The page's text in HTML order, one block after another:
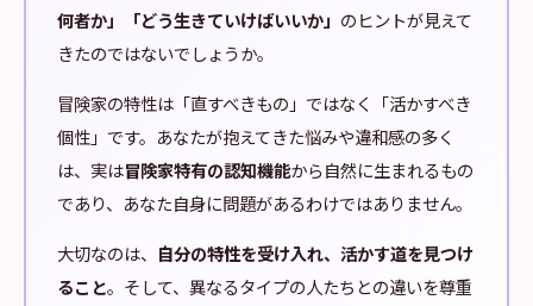
何者か」「どう生きていけばいいか」 のヒントが見えて
きたのではないでしょうか。
冒険家の特性は「直すべきもの」ではなく「活かすべき
個性」です。あなたが抱えてきた悩みや違和感の多く
は、実は冒険家特有の認知機能から自然に生まれるもの
であり、あなた自身に問題があるわけではありません。
大切なのは、 自分の特性を受け入れ、活かす道を見つけ
ること。そして、異なるタイプの人たちとの違いを尊重